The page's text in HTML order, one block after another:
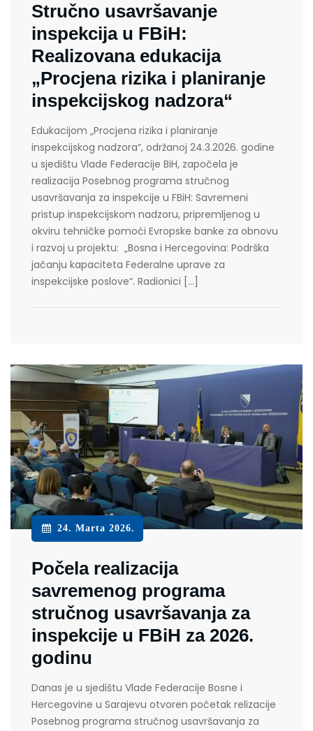
Stručno usavršavanje
inspekcija u FBiH:
Realizovana edukacija
„Procjena rizika i planiranje
inspekcijskog nadzora“
Edukacijom „Procjena rizika i planiranje
inspekcijskog nadzora“, održanoj 24.3.2026. godine
u sjedištu Vlade Federacije BiH, započela je
realizacija Posebnog programa stručnog
usavršavanja za inspekcije u FBiH: Savremeni
pristup inspekcijskom nadzoru, pripremljenog u
okviru tehničke pomoći Evropske banke za obnovu
i razvoj u projektu: „Bosna i Hercegovina: Podrška
jačanju kapaciteta Federalne uprave za
inspekcijske poslove“. Radionici […]
24. Marta 2026.
Počela realizacija
savremenog programa
stručnog usavršavanja za
inspekcije u FBiH za 2026.
godinu
Danas je u sjedištu Vlade Federacije Bosne i
Hercegovine u Sarajevu otvoren početak relizacije
Posebnog programa stručnog usavršavanja za